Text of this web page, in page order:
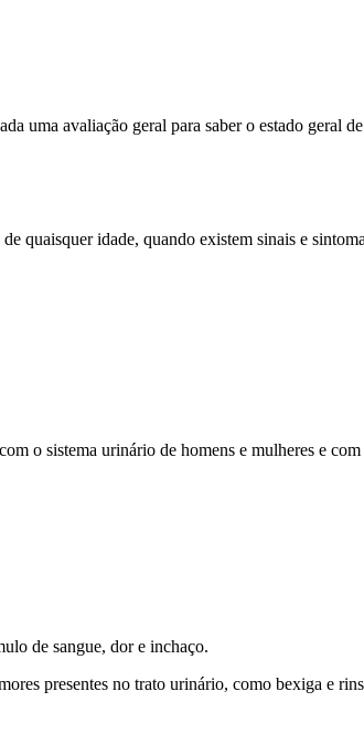
uma avaliação geral para saber o estado geral
quaisquer idade, quando existem sinais e
o sistema urinário de homens e mulheres e
de sangue, dor e inchaço.
presentes no trato urinário, como bexiga e